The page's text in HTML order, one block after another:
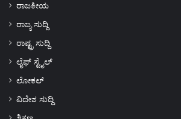
ರಾಜಕೀಯ
ರಾಜ್ಯ ಸುದ್ದಿ
ರಾಷ್ಟ್ರ ಸುದ್ದಿ
ಲೈಫ್ ಸ್ಟೈಲ್
ಲೋಕಲ್
ವಿದೇಶ ಸುದ್ದಿ